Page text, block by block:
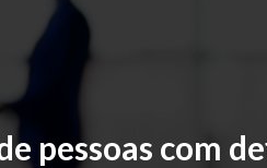
pessoas com